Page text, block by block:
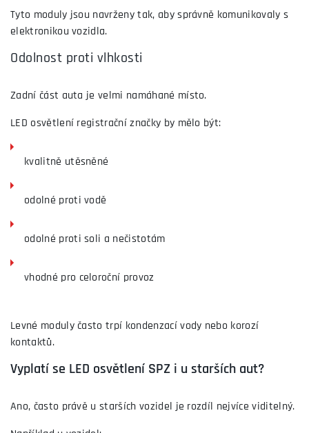
Tyto moduly jsou navrženy tak, aby správně komunikovaly s
elektronikou vozidla.
Odolnost proti vlhkosti
Zadní část auta je velmi namáhané místo.
LED osvětlení registrační značky by mělo být:
kvalitně utěsněné
odolné proti vodě
odolné proti soli a nečistotám
vhodné pro celoroční provoz
Levné moduly často trpí kondenzací vody nebo korozí
kontaktů.
Vyplatí se LED osvětlení SPZ i u starších aut?
Ano, často právě u starších vozidel je rozdíl nejvíce viditelný.